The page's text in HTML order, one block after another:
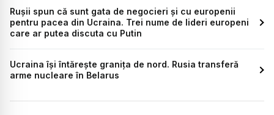
Rușii spun că sunt gata de negocieri și cu europenii
pentru pacea din Ucraina. Trei nume de lideri europeni
care ar putea discuta cu Putin
Ucraina își întărește granița de nord. Rusia transferă
arme nucleare în Belarus